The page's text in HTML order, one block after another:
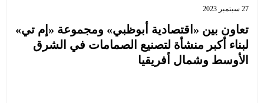
27 سبتمبر 2023
تعاون بين «اقتصادية أبوظبي» ومجموعة «إم تي»
لبناء أكبر منشأة لتصنيع الصمامات في الشرق
الأوسط وشمال أفريقيا